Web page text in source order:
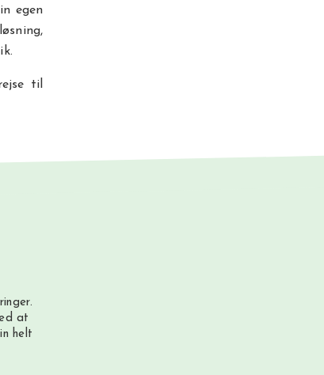
egen
til
at
helt